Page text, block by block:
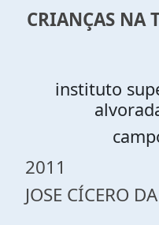
CRIANÇAS NA
instituto
2011
JOSE CÍCERO